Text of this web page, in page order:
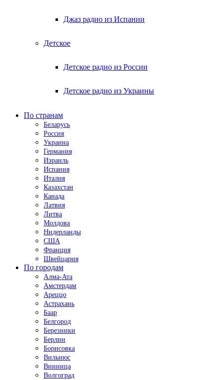
Джаз радио из Испании
Детское
Детское радио из России
Детское радио из Украины
По странам
Беларусь
Россия
Украина
Германия
Израиль
Испания
Италия
Казахстан
Канада
Латвия
Литва
Молдова
Нидерланды
США
Франция
Швейцария
По городам
Алма-Ата
Амстердам
Ареццо
Астрахань
Баар
Белгород
Березники
Берлин
Борисовка
Вильнюс
Винница
Волгоград